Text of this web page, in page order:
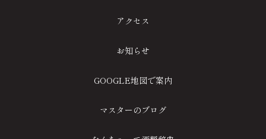
アクセス
お知らせ
GOOGLE地図で案内
マスターのブログ